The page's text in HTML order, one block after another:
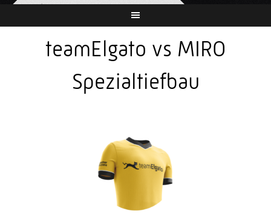
teamElgato vs MIRO
Spezialtiefbau